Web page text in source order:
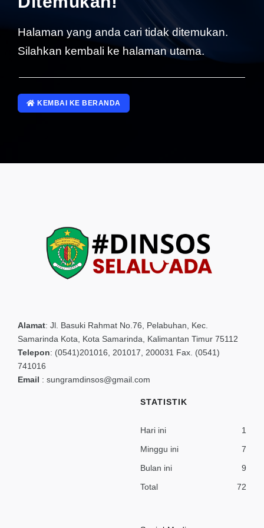
Halaman yang anda cari tidak ditemukan.
Silahkan kembali ke halaman utama.
KEMBAI KE BERANDA
Alamat: Jl. Basuki Rahmat No.76, Pelabuhan, Kec.
Samarinda Kota, Kota Samarinda, Kalimantan Timur 75112
Telepon: (0541)201016, 201017, 200031 Fax. (0541)
741016
Email : sungramdinsos@gmail.com
STATISTIK
Hari ini
1
Minggu ini
7
Bulan ini
9
Total
72